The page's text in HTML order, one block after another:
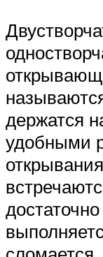
держатся
удобными